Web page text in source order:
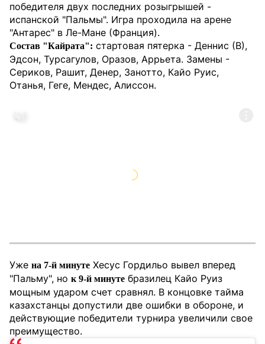
победителя двух последних розыгрышей -
испанской "Пальмы". Игра проходила на арене
"Антарес" в Ле-Мане (Франция).
Состав "Кайрата": стартовая пятерка - Деннис (В),
Эдсон, Турсагулов, Оразов, Аррьета. Замены -
Сериков, Рашит, Денер, Занотто, Кайо Руис,
Отанья, Геге, Мендес, Алиссон.
Уже на 7-й минуте Хесус Гордильо вывел вперед
"Пальму", но к 9-й минуте бразилец Кайо Руиз
мощным ударом счет сравнял. В концовке тайма
казахстанцы допустили две ошибки в обороне, и
действующие победители турнира увеличили свое
преимущество.